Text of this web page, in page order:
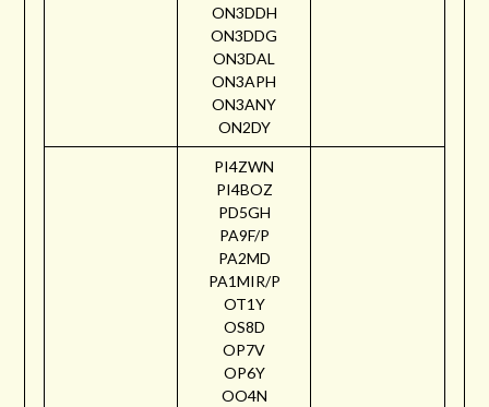
ON3DDH
ON3DDG
ON3DAL
ON3APH
ON3ANY
ON2DY
PI4ZWN
PI4BOZ
PD5GH
PA9F/P
PA2MD
PA1MIR/P
OT1Y
OS8D
OP7V
OP6Y
OO4N